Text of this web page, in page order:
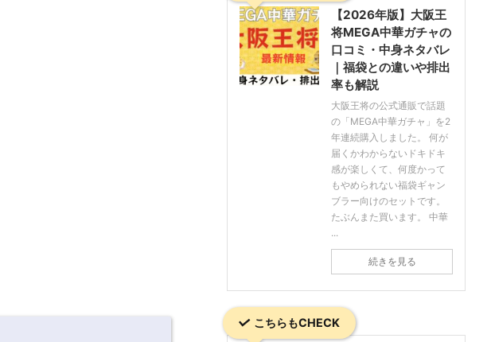
【2026年版】大阪王
将MEGA中華ガチャの
口コミ・中身ネタバレ
｜福袋との違いや排出
率も解説
大阪王将の公式通販で話題
の「MEGA中華ガチャ」を2
年連続購入しました。 何が
届くかわからないドキドキ
感が楽しくて、何度かって
もやめられない福袋ギャン
ブラー向けのセットです。
たぶんまた買います。 中華
...
続きを見る
こちらもCHECK